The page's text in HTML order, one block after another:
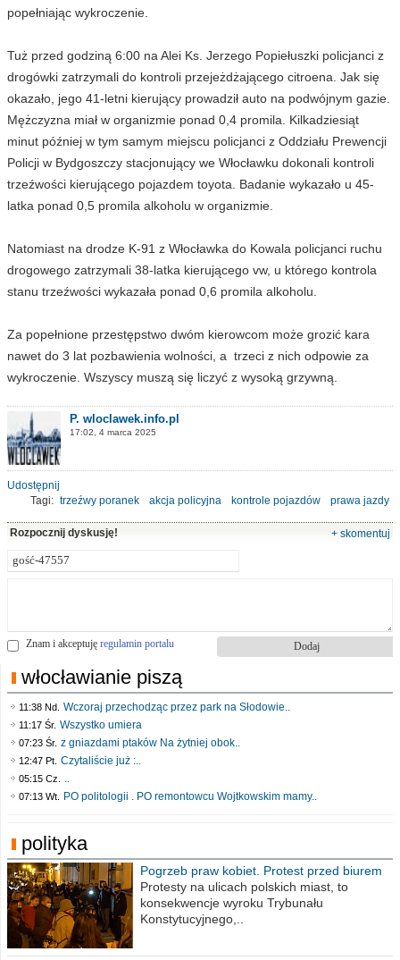
popełniając wykroczenie.
Tuż przed godziną 6:00 na Alei Ks. Jerzego Popiełuszki policjanci z
drogówki zatrzymali do kontroli przejeżdżającego citroena. Jak się
okazało, jego 41-letni kierujący prowadził auto na podwójnym gazie.
Mężczyzna miał w organizmie ponad 0,4 promila. Kilkadziesiąt
minut później w tym samym miejscu policjanci z Oddziału Prewencji
Policji w Bydgoszczy stacjonujący we Włocławku dokonali kontroli
trzeźwości kierującego pojazdem toyota. Badanie wykazało u 45-
latka ponad 0,5 promila alkoholu w organizmie.
Natomiast na drodze K-91 z Włocławka do Kowala policjanci ruchu
drogowego zatrzymali 38-latka kierującego vw, u którego kontrola
stanu trzeźwości wykazała ponad 0,6 promila alkoholu.
Za popełnione przestępstwo dwóm kierowcom może grozić kara
nawet do 3 lat pozbawienia wolności, a trzeci z nich odpowie za
wykroczenie. Wszyscy muszą się liczyć z wysoką grzywną.
P. wloclawek.info.pl
17:02, 4 marca 2025
Udostępnij
Tagi: trzeźwy poranek akcja policyjna kontrole pojazdów prawa jazdy
Rozpocznij dyskusję! + skomentuj
Znam i akceptuję regulamin portalu
włocławianie piszą
11:38 Nd. Wczoraj przechodząc przez park na Słodowie..
11:17 Śr. Wszystko umiera
07:23 Śr. z gniazdami ptaków Na żytniej obok..
12:47 Pt. Czytaliście już :..
05:15 Cz. ..
07:13 Wt. PO politologii . PO remontowcu Wojtkowskim mamy..
polityka
Pogrzeb praw kobiet. Protest przed biurem
poselskim PiS
Protesty na ulicach polskich miast, to
konsekwencje wyroku Trybunału
Konstytucyjnego,..